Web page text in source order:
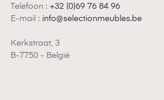
Telefoon : +32 (0)69 76 84 96
E-mail : info@selectionmeubles.be
Kerkstraat, 3
B-7750 - België